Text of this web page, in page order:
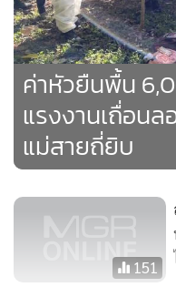
ทั้งนี้พื้นที่ จ.ท่าขี้เหล็ก เป็
ทหารของกองกำลังกู้ชาติ
กันข้าม อ.แม่ฟ้าหลวง จ.เ
สหรัฐว้าที่มีอิทธิพลในเขต
ท่าขี้เหล็ก แต่ก็เป็นกลุ่มที่
เช่นเดียวกับกลุ่มมูเซอแ
การต่อสู้กับทหารเมียนมา
กับประเทศจีน
อย่างไรก็ตามในพื้นที่ท่าขี้
ออกมาเดินชุมนุมต่อต้านรั
ค่าหัวยืนพื้น
แรงงานเถื่อน
แม่สายถี่ยิบ
151